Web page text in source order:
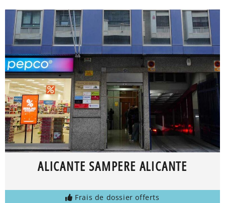
ALICANTE SAMPERE ALICANTE
Frais de dossier offerts